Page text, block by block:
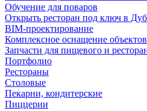
Обучение для поваров
Открыть ресторан под ключ в
BIM-проектирование
Комплексное оснащение
Запчасти для пищевого и
Портфолио
Рестораны
Столовые
Пекарни, кондитерские
Пиццерии